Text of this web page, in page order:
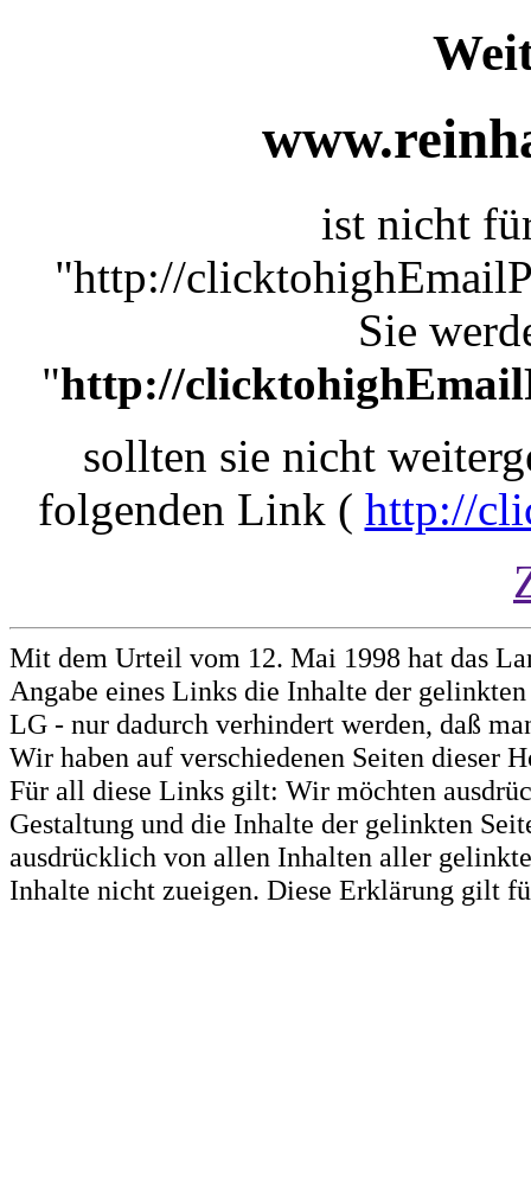
ist nicht
"http://
Sie
"http://
sollten sie nicht
folgenden Link ( http://
Mit dem Urteil vom 12. Mai 1998 hat das
Angabe eines Links die Inhalte der
LG - nur dadurch verhindert werden, daß
Wir haben auf verschiedenen Seiten dieser
Für all diese Links gilt: Wir möchten
Gestaltung und die Inhalte der gelinkten
ausdrücklich von allen Inhalten aller
Inhalte nicht zueigen. Diese Erklärung gilt